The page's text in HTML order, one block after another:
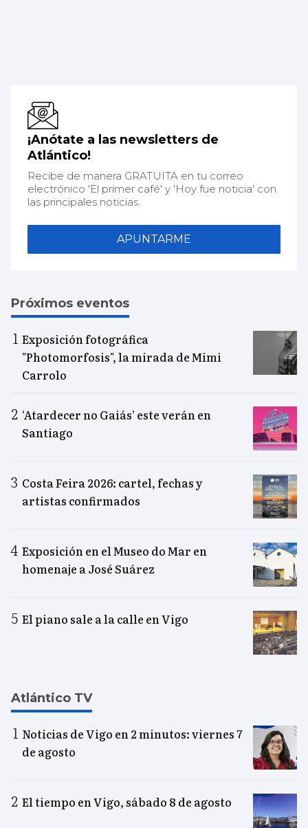
¡Anótate a las newsletters de
Atlántico!
Recibe de manera GRATUITA en tu correo
electrónico 'El primer café' y 'Hoy fue noticia' con
las principales noticias.
APUNTARME
Próximos eventos
Exposición fotográfica
"Photomorfosis", la mirada de Mimi
Carrolo
‘Atardecer no Gaiás’ este verán en
Santiago
Costa Feira 2026: cartel, fechas y
artistas confirmados
Exposición en el Museo do Mar en
homenaje a José Suárez
El piano sale a la calle en Vigo
Atlántico TV
Noticias de Vigo en 2 minutos: viernes 7
de agosto
El tiempo en Vigo, sábado 8 de agosto